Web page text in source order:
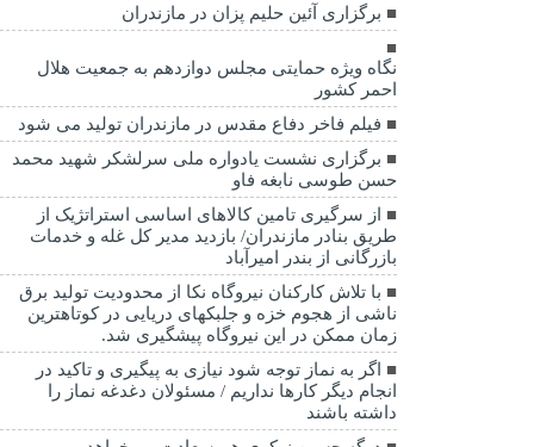
برگزاری آئین حلیم پزان در مازندران
نگاه ویژه حمایتی مجلس دوازدهم به جمعیت هلال
احمر کشور
فیلم فاخر دفاع مقدس در مازندران تولید می شود
برگزاری نشست یادواره ملی سرلشکر شهید محمد
حسن طوسی نابغه فاو
از سرگیری تامین کالاهای اساسی استراتژیک از
طریق بنادر مازندران/ بازدید مدیر کل غله و خدمات
بازرگانی از بندر امیرآباد
با تلاش کارکنان نیروگاه نکا از محدودیت تولید برق
ناشی از هجوم خزه و جلبکهای دریایی در کوتاهترین
زمان ممکن در این نیروگاه پیشگیری شد.
اگر به نماز توجه شود نیازی به پیگیری و تاکید در
انجام دیگر کارها نداریم / مسئولان دغدغه نماز را
داشته باشند